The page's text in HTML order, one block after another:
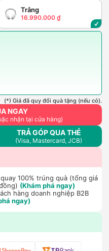
Trắng
16.990.000 ₫
(*) Giá đã quy đổi quà tặng (nếu có).
NGAY
nhận tại cửa hàng)
TRẢ GÓP QUA THẺ
(Visa, Mastercard, JCB)
100% trúng quà (tổng giá
(Khám phá ngay)
hàng doanh nghiệp B2B
ngay)